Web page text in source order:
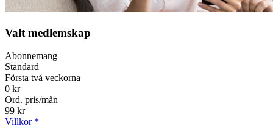
Valt medlemskap
Abonnemang
Standard
Första två veckorna
0 kr
Ord. pris/mån
99 kr
Villkor *